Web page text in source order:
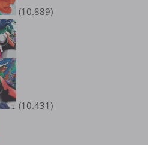
(10.889)
(10.431)